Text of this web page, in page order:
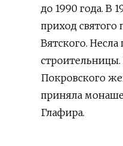
до 1990 года. В
приход
Вятского.
Покровского
приняла
Глафира.